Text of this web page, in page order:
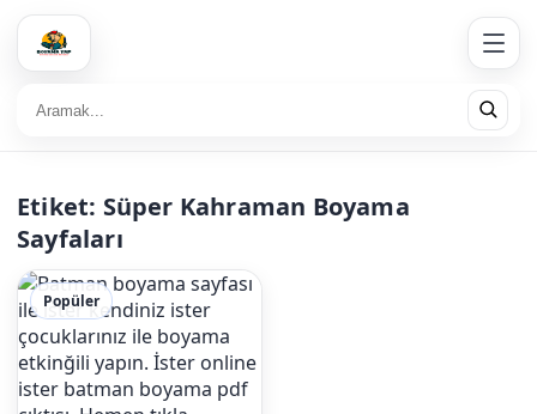
Etiket: Süper Kahraman Boyama
Sayfaları
Popüler